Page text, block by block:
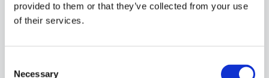
provided to them or that they’ve collected from your use
of their services.
Necessary